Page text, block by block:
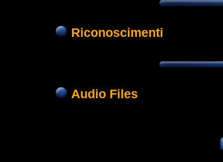
Riconoscimenti
Audio Files